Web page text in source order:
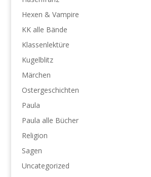
Hexen & Vampire
KK alle Bände
Klassenlektüre
Kugelblitz
Märchen
Ostergeschichten
Paula
Paula alle Bücher
Religion
Sagen
Uncategorized